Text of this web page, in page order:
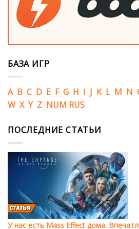
БАЗА ИГР
A B C D E F G H I J K L M N
W X Y Z NUM RUS
ПОСЛЕДНИЕ СТАТЬИ
У нас есть Mass Effect дома.